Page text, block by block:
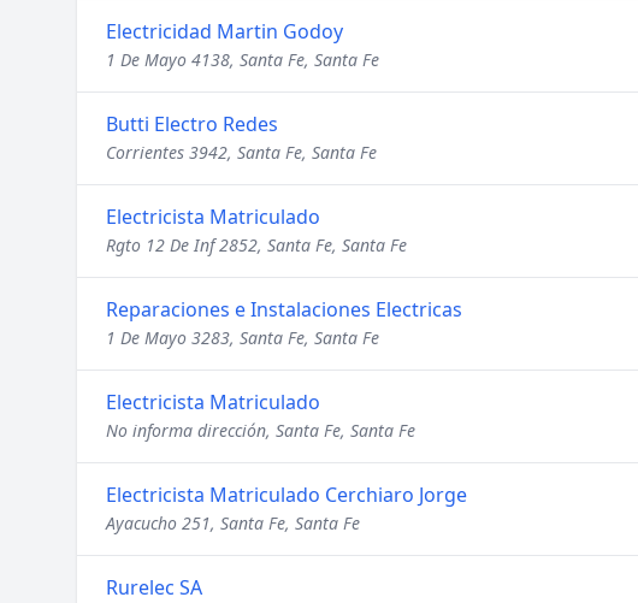
Electricidad Martin Godoy
1 De Mayo 4138, Santa Fe, Santa Fe
Butti Electro Redes
Corrientes 3942, Santa Fe, Santa Fe
Electricista Matriculado
Rgto 12 De Inf 2852, Santa Fe, Santa Fe
Reparaciones e Instalaciones Electricas
1 De Mayo 3283, Santa Fe, Santa Fe
Electricista Matriculado
No informa dirección, Santa Fe, Santa Fe
Electricista Matriculado Cerchiaro Jorge
Ayacucho 251, Santa Fe, Santa Fe
Rurelec SA